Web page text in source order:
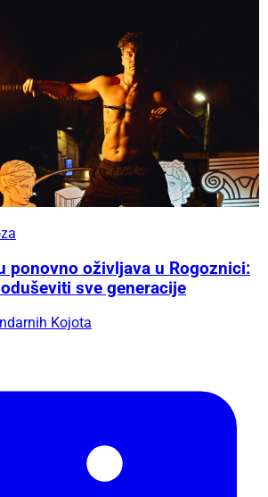
ponovno oživljava u Rogoznici:
sve generacije
Kojota